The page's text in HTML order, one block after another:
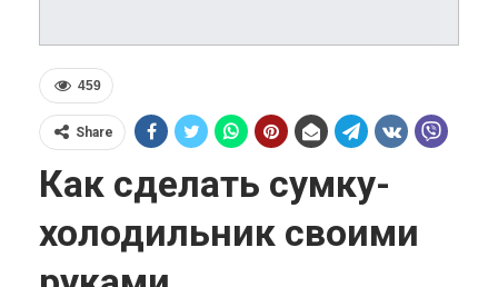
459
Share
Как сделать сумку-
холодильник своими